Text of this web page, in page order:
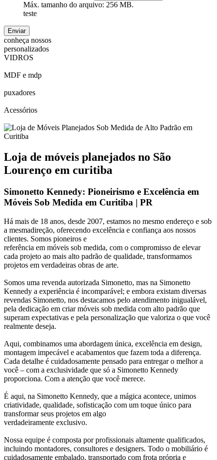
Máx. tamanho do arquivo: 256 MB.
teste
conheça nossos
personalizados
VIDROS
MDF e mdp
puxadores
Acessórios
Loja de móveis planejados no São
Lourenço em curitiba
Simonetto Kennedy: Pioneirismo e Excelência em
Móveis Sob Medida em Curitiba | PR
Há mais de 18 anos, desde 2007, estamos no mesmo endereço e sob
a mesmadireção, oferecendo excelência e confiança aos nossos
clientes. Somos pioneiros e
referência em móveis sob medida, com o compromisso de elevar
cada projeto ao mais alto padrão de qualidade, transformamos
projetos em verdadeiras obras de arte.
Somos uma revenda autorizada Simonetto, mas na Simonetto
Kennedy a experiência é incomparável; e embora existam diversas
revendas Simonetto, nos destacamos pelo atendimento inigualável,
pela dedicação em criar móveis sob medida com alto padrão que
superam expectativas e pela personalização que valoriza o que você
realmente deseja.
Aqui, combinamos uma abordagem única, excelência em design,
montagem impecável e acabamentos que fazem toda a diferença.
Cada detalhe é cuidadosamente pensado para entregar o melhor a
você – com a exclusividade que só a Simonetto Kennedy
proporciona. Com a atenção que você merece.
É aqui, na Simonetto Kennedy, que a mágica acontece, unimos
criatividade, qualidade, sofisticação com um toque único para
transformar seus projetos em algo
verdadeiramente exclusivo.
Nossa equipe é composta por profissionais altamente qualificados,
incluindo montadores, consultores e designers. Todo o mobiliário é
cuidadosamente embalado, transportado com frota própria e